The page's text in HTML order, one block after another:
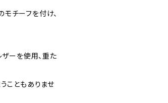
チーフを付け、
ザーを使用、重た
こともありませ